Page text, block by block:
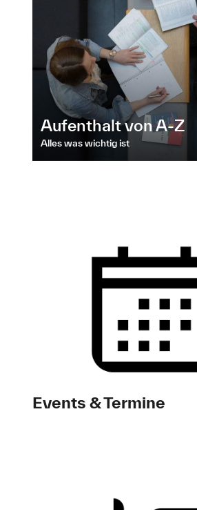
Aufenthalt von A-Z
Alles was wichtig ist
Events & Termine